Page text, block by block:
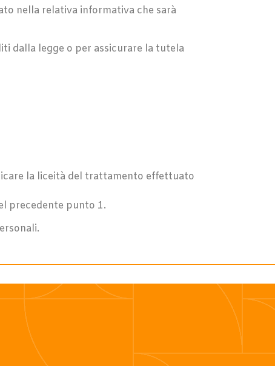
nella relativa informativa che sarà
dalla legge o per assicurare la tutela
la liceità del trattamento effettuato
precedente punto 1.